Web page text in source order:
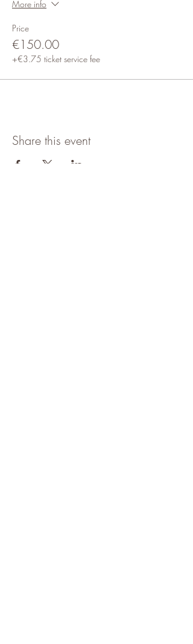
More info
Price
€150.00
+€3.75 ticket service fee
Share this event